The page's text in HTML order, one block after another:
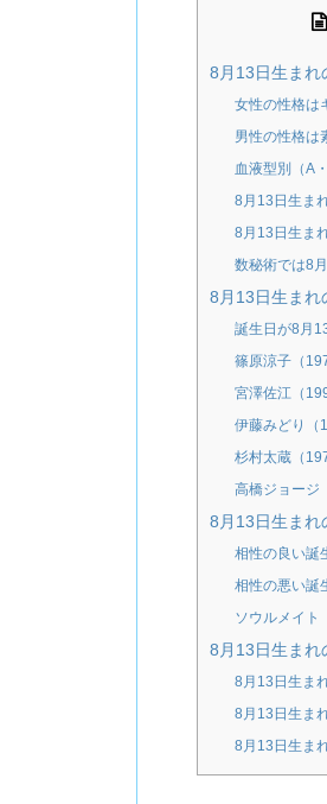
8月13日生まれ
女性の性格は
男性の性格は
血液型別（A
8月13日生ま
8月13日生ま
数秘術では8
8月13日生まれ
誕生日が8月
篠原涼子（
宮澤佐江（
伊藤みどり（
杉村太蔵（
高橋ジョージ
8月13日生まれ
相性の良い誕
相性の悪い誕
ソウルメイト
8月13日生まれ
8月13日生ま
8月13日生ま
8月13日生ま